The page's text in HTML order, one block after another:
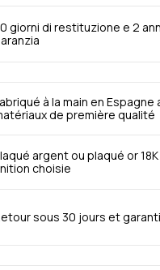
giorni di restituzione e 2
à la main en Espagne
de première qualité
argent ou plaqué or
choisie
sous 30 jours et